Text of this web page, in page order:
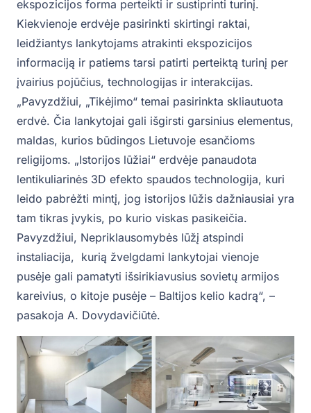
ekspozicijos forma perteikti ir sustiprinti turinį.
Kiekvienoje erdvėje pasirinkti skirtingi raktai,
leidžiantys lankytojams atrakinti ekspozicijos
informaciją ir patiems tarsi patirti perteiktą turinį per
įvairius pojūčius, technologijas ir interakcijas.
„Pavyzdžiui, „Tikėjimo“ temai pasirinkta skliautuota
erdvė. Čia lankytojai gali išgirsti garsinius elementus,
maldas, kurios būdingos Lietuvoje esančioms
religijoms. „Istorijos lūžiai“ erdvėje panaudota
lentikuliarinės 3D efekto spaudos technologija, kuri
leido pabrėžti mintį, jog istorijos lūžis dažniausiai yra
tam tikras įvykis, po kurio viskas pasikeičia.
Pavyzdžiui, Nepriklausomybės lūžį atspindi
instaliacija, kurią žvelgdami lankytojai vienoje
pusėje gali pamatyti išsirikiavusius sovietų armijos
kareivius, o kitoje pusėje – Baltijos kelio kadrą“, –
pasakoja A. Dovydavičiūtė.